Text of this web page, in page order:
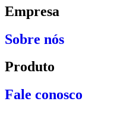
Empresa
Sobre nós
Produto
Fale conosco